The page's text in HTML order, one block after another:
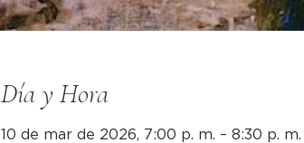
Día y Hora
10 de mar de 2026, 7:00 p. m. – 8:30 p. m.